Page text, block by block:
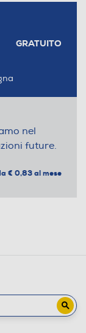
GRATUITO
nel
future.
€ 0,83 al mese